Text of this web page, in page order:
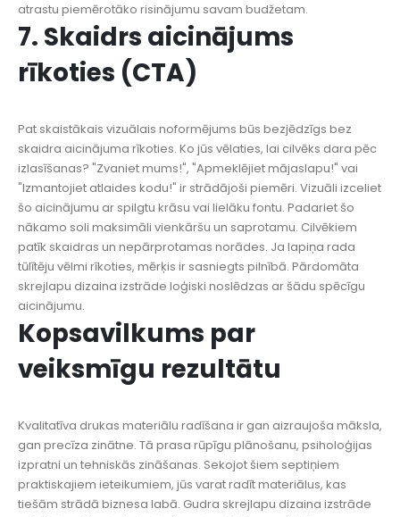
atrastu piemērotāko risinājumu savam budžetam.
7. Skaidrs aicinājums
rīkoties (CTA)
Pat skaistākais vizuālais noformējums būs bezjēdzīgs bez
skaidra aicinājuma rīkoties. Ko jūs vēlaties, lai cilvēks dara pēc
izlasīšanas? "Zvaniet mums!", "Apmeklējiet mājaslapu!" vai
"Izmantojiet atlaides kodu!" ir strādājoši piemēri. Vizuāli izceliet
šo aicinājumu ar spilgtu krāsu vai lielāku fontu. Padariet šo
nākamo soli maksimāli vienkāršu un saprotamu. Cilvēkiem
patīk skaidras un nepārprotamas norādes. Ja lapiņa rada
tūlītēju vēlmi rīkoties, mērķis ir sasniegts pilnībā. Pārdomāta
skrejlapu dizaina izstrāde loģiski noslēdzas ar šādu spēcīgu
aicinājumu.
Kopsavilkums par
veiksmīgu rezultātu
Kvalitatīva drukas materiālu radīšana ir gan aizraujoša māksla,
gan precīza zinātne. Tā prasa rūpīgu plānošanu, psiholoģijas
izpratni un tehniskās zināšanas. Sekojot šiem septiņiem
praktiskajiem ieteikumiem, jūs varat radīt materiālus, kas
tiešām strādā biznesa labā. Gudra skrejlapu dizaina izstrāde